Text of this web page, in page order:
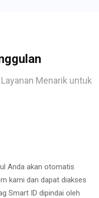
Menarik untuk
Anda akan otomatis
kami dan dapat diakses
Smart ID dipindai oleh